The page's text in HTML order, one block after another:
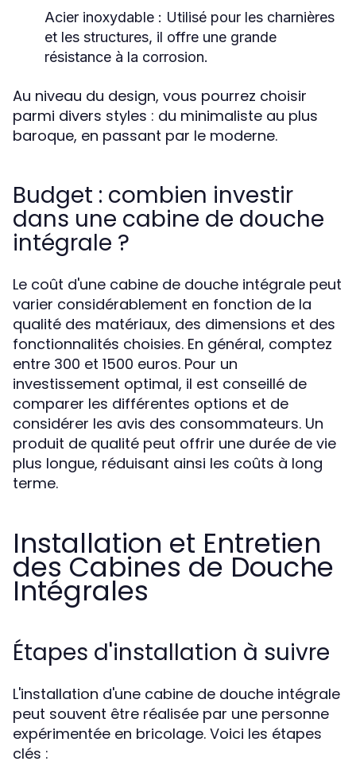
Acier inoxydable : Utilisé pour les charnières
et les structures, il offre une grande
résistance à la corrosion.
Au niveau du design, vous pourrez choisir
parmi divers styles : du minimaliste au plus
baroque, en passant par le moderne.
Budget : combien investir
dans une cabine de douche
intégrale ?
Le coût d'une cabine de douche intégrale peut
varier considérablement en fonction de la
qualité des matériaux, des dimensions et des
fonctionnalités choisies. En général, comptez
entre 300 et 1500 euros. Pour un
investissement optimal, il est conseillé de
comparer les différentes options et de
considérer les avis des consommateurs. Un
produit de qualité peut offrir une durée de vie
plus longue, réduisant ainsi les coûts à long
terme.
Installation et Entretien
des Cabines de Douche
Intégrales
Étapes d'installation à suivre
L'installation d'une cabine de douche intégrale
peut souvent être réalisée par une personne
expérimentée en bricolage. Voici les étapes
clés :